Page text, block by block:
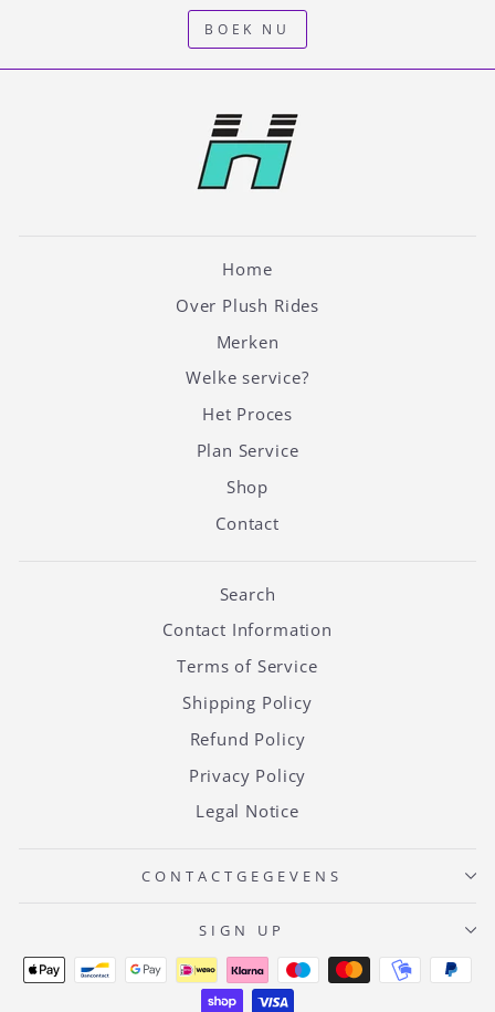
BOEK NU
Home
Over Plush Rides
Merken
Welke service?
Het Proces
Plan Service
Shop
Contact
Search
Contact Information
Terms of Service
Shipping Policy
Refund Policy
Privacy Policy
Legal Notice
CONTACTGEGEVENS
SIGN UP